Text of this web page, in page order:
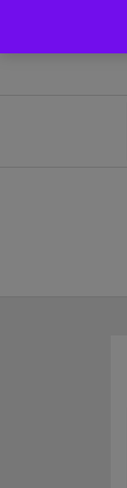
content